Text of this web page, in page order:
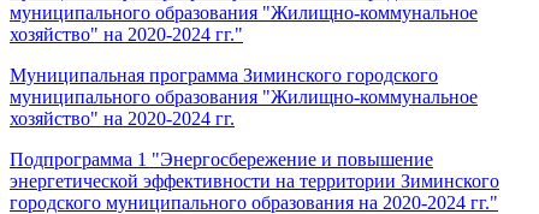
муниципального образования "Жилищно-коммунальное
хозяйство" на 2020-2024 гг."
Муниципальная программа Зиминского городского
муниципального образования "Жилищно-коммунальное
хозяйство" на 2020-2024 гг.
Подпрограмма 1 "Энергосбережение и повышение
энергетической эффективности на территории Зиминского
городского муниципального образования на 2020-2024 гг."